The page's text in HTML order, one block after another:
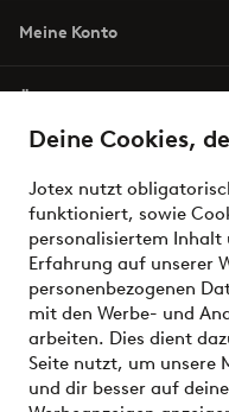
Deine Cookies,
Jotex nutzt
funktioniert, sowie
personalisiertem Inhalt
Erfahrung auf unserer
personenbezogenen
mit den Werbe- und
arbeiten. Dies dient
Seite nutzt, um unsere
und dir besser auf
Meine Konto
Bedingungen
Sichere Zahlungen
Möchtest